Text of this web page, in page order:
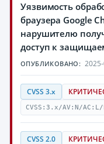
Уязвимость
браузера Google
нарушителю
доступ к
ОПУБЛИКОВАНО:
CVSS 3.x
CVSS:3.x/AV:N/
CVSS 2.0